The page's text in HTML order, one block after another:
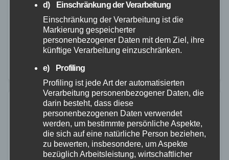
Alle 9 Sekunden wird in Deutschland die ADAC
Pannenhilfe gerufen. Insgesamt absolvierten die
Gelben Engel 3.413.488 Einsätze, aufgrund des
milden Winters im Januar und Februar 2022 knapp
80.000 weniger als…
d) Einschränkung der Verarbeitung
Einschränkung der Verarbeitung ist die
Markierung gespeicherter
personenbezogener Daten mit dem Ziel, ihre
künftige Verarbeitung einzuschränken.
e) Profiling
Profiling ist jede Art der automatisierten
Verarbeitung personenbezogener Daten, die
darin besteht, dass diese
personenbezogenen Daten verwendet
werden, um bestimmte persönliche Aspekte,
die sich auf eine natürliche Person beziehen,
zu bewerten, insbesondere, um Aspekte
bezüglich Arbeitsleistung, wirtschaftlicher